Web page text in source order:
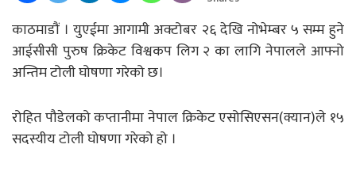
काठमाडौं । युएईमा आगामी अक्टोबर २६ देखि नोभेम्बर ५ सम्म हुने
आईसीसी पुरुष क्रिकेट विश्वकप लिग २ का लागि नेपालले आफ्नो
अन्तिम टोली घोषणा गरेको छ।
रोहित पौडेलको कप्तानीमा नेपाल क्रिकेट एसोसिएसन(क्यान)ले १५
सदस्यीय टोली घोषणा गरेको हो ।